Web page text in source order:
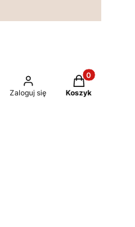
Zaloguj się
Produkty w
Koszyk